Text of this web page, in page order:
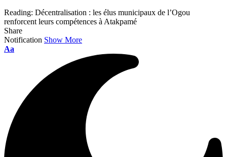
Reading: Décentralisation : les élus municipaux de l’Ogou
renforcent leurs compétences à Atakpamé
Share
Notification Show More
Font
Aa